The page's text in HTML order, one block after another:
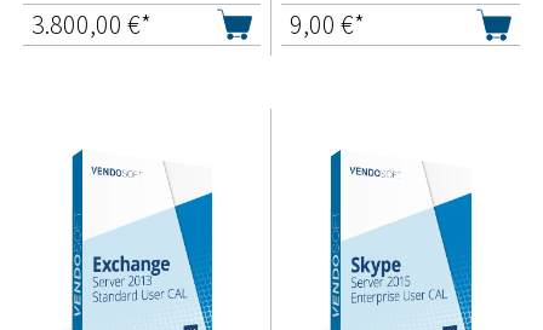
3.800,00 €* 9,00 €*